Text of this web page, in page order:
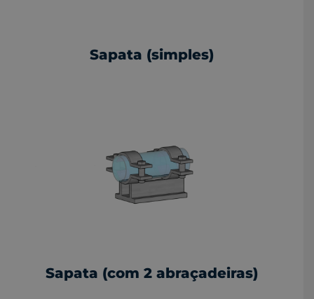
Sapata (simples)
Sapata (com 2 abraçadeiras)